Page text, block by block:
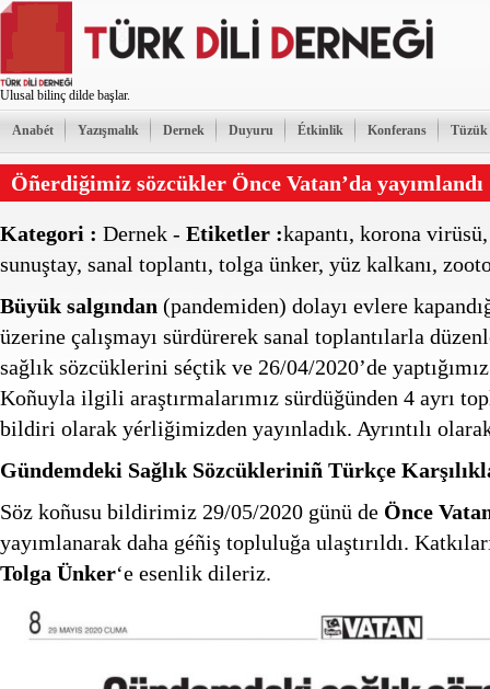
Ulusal bilinç dilde başlar.
Anabét Yazışmalık Dernek Duyuru Étkinlik Konferans Tüzük
Öñerdiğimiz sözcükler Önce Vatan’da yayımlandı
Kategori : Dernek - Etiketler :kapantı, korona virüsü
sunuştay, sanal toplantı, tolga ünker, yüz kalkanı,
Büyük salgından (pandemiden) dolayı evlere
üzerine çalışmayı sürdürerek sanal toplantılarla
sağlık sözcüklerini séçtik ve 26/04/2020’de
Koñuyla ilgili araştırmalarımız sürdüğünden 4 ayrı
bildiri olarak yérliğimizden yayınladık. Ayrıntılı
Gündemdeki Sağlık Sözcükleriniñ Türkçe
Söz koñusu bildirimiz 29/05/2020 günü de Önce
yayımlanarak daha géñiş topluluğa ulaştırıldı.
Tolga Ünker‘e esenlik dileriz.